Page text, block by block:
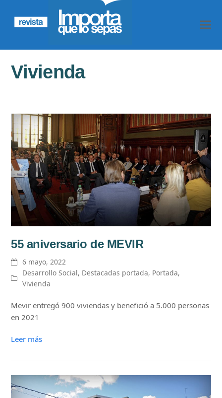
Vivienda
55 aniversario de MEVIR
6 mayo, 2022
Desarrollo Social, Destacadas portada, Portada,
Vivienda
Mevir entregó 900 viviendas y benefició a 5.000 personas
en 2021
Leer más